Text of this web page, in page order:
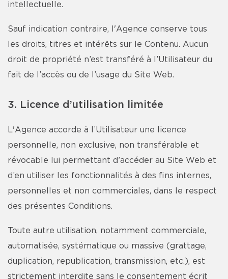
intellectuelle.
Sauf indication contraire, l'Agence conserve tous
les droits, titres et intérêts sur le Contenu. Aucun
droit de propriété n’est transféré à l’Utilisateur du
fait de l’accès ou de l’usage du Site Web.
3. Licence d’utilisation limitée
L'Agence accorde à l’Utilisateur une licence
personnelle, non exclusive, non transférable et
révocable lui permettant d’accéder au Site Web et
d’en utiliser les fonctionnalités à des fins internes,
personnelles et non commerciales, dans le respect
des présentes Conditions.
Toute autre utilisation, notamment commerciale,
automatisée, systématique ou massive (grattage,
duplication, republication, transmission, etc.), est
strictement interdite sans le consentement écrit